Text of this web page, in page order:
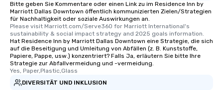
Bitte geben Sie Kommentare oder einen Link zu im Residence Inn by
Marriott Dallas Downtown öffentlich kommunizierten Zielen/Strategien
für Nachhaltigkeit oder soziale Auswirkungen an.
Please visit Marriott.com/Serve360 for Marriott International's
sustainability & social impact strategy and 2025 goals information.
Hat Residence Inn by Marriott Dallas Downtown eine Strategie, die sich
auf die Beseitigung und Umleitung von Abfällen (z. B. Kunststoffe,
Papiere, Pappe, usw.) konzentriert? Falls Ja, erläutern Sie bitte Ihre
Strategie zur Abfallvermeidung und -vermeidung.
Yes, Paper,Plastic,Glass
DIVERSITÄT UND INKLUSION